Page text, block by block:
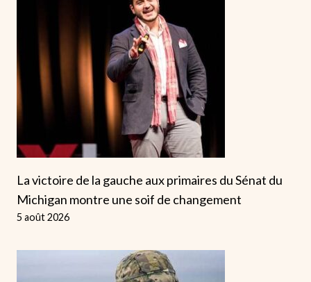
La victoire de la gauche aux primaires du Sénat du
Michigan montre une soif de changement
5 août 2026